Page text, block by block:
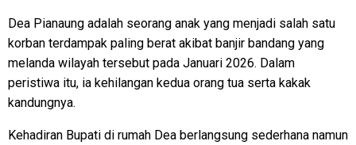
Dea Pianaung adalah seorang anak yang menjadi salah satu
korban terdampak paling berat akibat banjir bandang yang
melanda wilayah tersebut pada Januari 2026. Dalam
peristiwa itu, ia kehilangan kedua orang tua serta kakak
kandungnya.
Kehadiran Bupati di rumah Dea berlangsung sederhana namun